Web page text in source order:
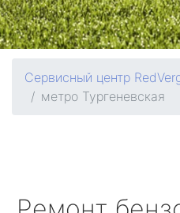
Сервисный центр
метро Тургеневская